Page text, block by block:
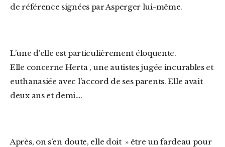
de référence signées par Asperger lui-même.
L’une d’elle est particulièrement éloquente.
Elle concerne Herta , une autistes jugée incurables et
euthanasiée avec l’accord de ses parents. Elle avait
deux ans et demi….
Après, on s’en doute, elle doit » être un fardeau pour